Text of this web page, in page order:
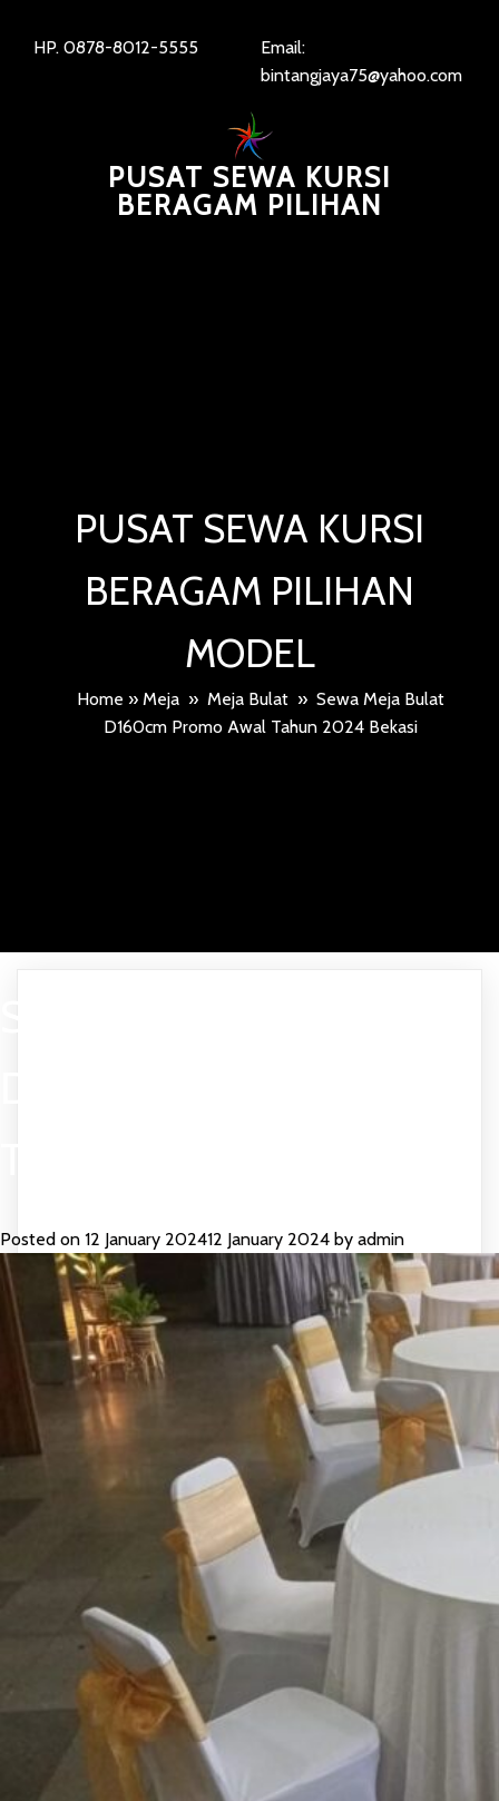
HP. 0878-8012-5555
Email:
bintangjaya75@yahoo.com
PUSAT SEWA KURSI
BERAGAM PILIHAN
PUSAT SEWA KURSI
BERAGAM PILIHAN
MODEL
Home » Meja » Meja Bulat » Sewa Meja Bulat
D160cm Promo Awal Tahun 2024 Bekasi
Posted on 12 January 202412 January 2024 by admin